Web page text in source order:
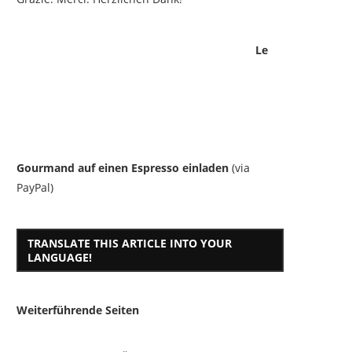
Le
Gourmand auf einen Espresso einladen (via
PayPal)
TRANSLATE THIS ARTICLE INTO YOUR
LANGUAGE!
Weiterführende Seiten